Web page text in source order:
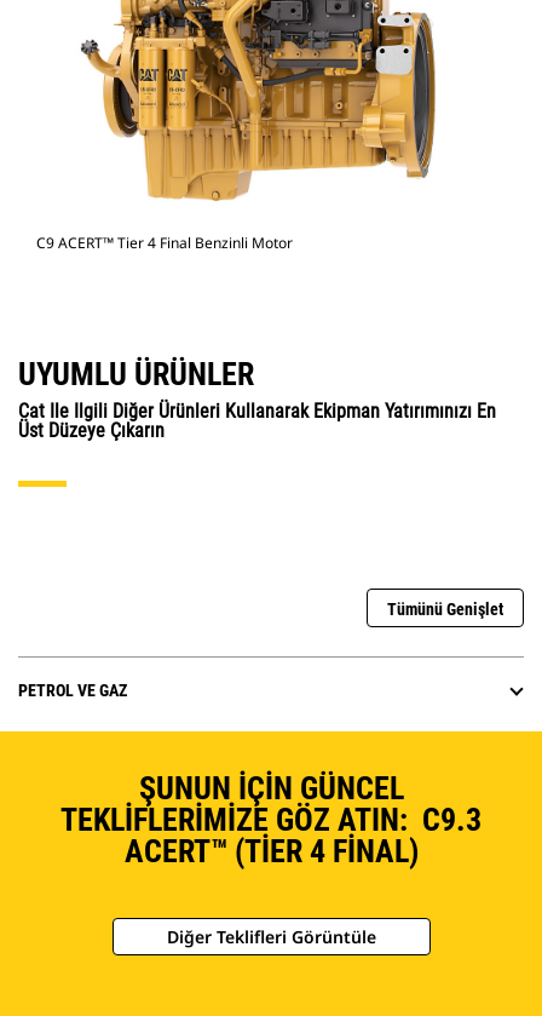
C9 ACERT™ Tier 4 Final Benzinli Motor
UYUMLU ÜRÜNLER
Cat Ile Ilgili Diğer Ürünleri Kullanarak Ekipman Yatırımınızı En
Üst Düzeye Çıkarın
Tümünü Genişlet
PETROL VE GAZ
ŞUNUN İÇIN GÜNCEL
TEKLIFLERIMIZE GÖZ ATIN: C9.3
ACERT™ (TIER 4 FINAL)
Diğer Teklifleri Görüntüle